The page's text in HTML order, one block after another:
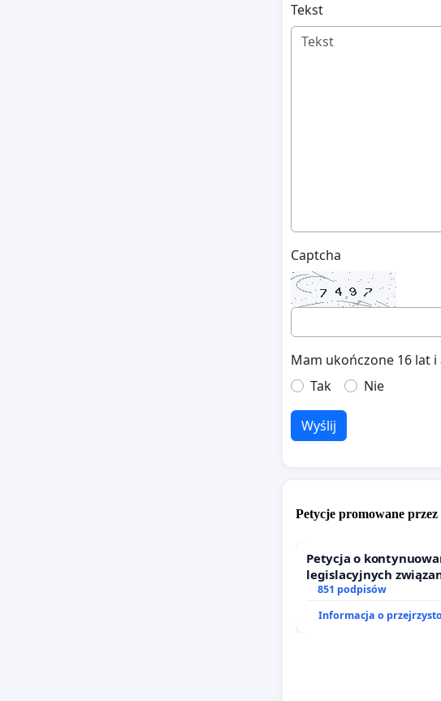
Tekst
Captcha
Mam ukończone 16 lat
Tak
Nie
Wyślij
Petycje promowane
Petycja o
legislacyjnych
prawa rodzinnego
851 podpisów
Informacja o